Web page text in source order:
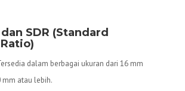
SDR (Standard
dalam berbagai ukuran dari 16 mm
mm atau lebih.